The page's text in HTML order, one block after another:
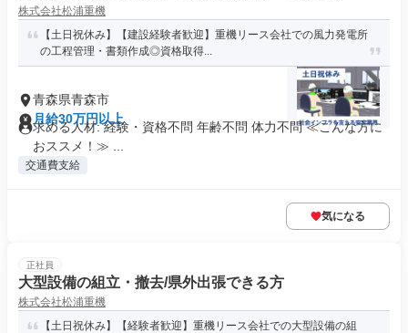
株式会社松浦重機
【土日祝休み】【建設経験者歓迎】重機リース会社での風力発電所
の工程管理・書類作成◎資格取得...
青森県青森市
月給30万円以上
求める人材: 経験・資格不問 年齢不問 体力不問 ≪こんな方に
おススメ！≫ ...
交通費支給
気になる
正社員
大型設備の組立・撤去/県外出張できる方
株式会社松浦重機
【土日祝休み】【経験者歓迎】重機リース会社での大型設備の組